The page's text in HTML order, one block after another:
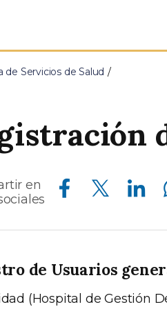
Servicios de Salud
en
Compartir en Facebook Compartir en Twitter Compartir en Linkedin
de Usuarios
(Hospital de Gestión